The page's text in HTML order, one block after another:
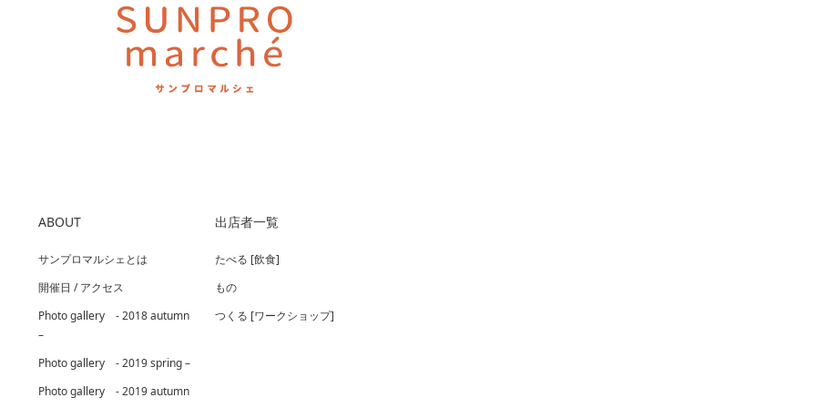
ABOUT
サンプロマルシェとは
開催日 / アクセス
Photo gallery - 2018 autumn
–
Photo gallery - 2019 spring –
Photo gallery - 2019 autumn
出店者一覧
たべる [飲食]
もの
つくる [ワークショップ]